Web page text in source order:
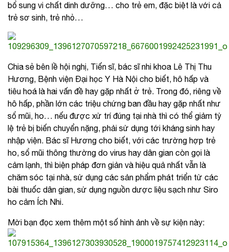
bổ sung vi chất dinh dưỡng… cho trẻ em, đặc biệt là với cả
trẻ sơ sinh, trẻ nhỏ…
Chia sẻ bên lề hội nghị, Tiến sĩ, bác sĩ nhi khoa Lê Thị Thu
Hương, Bệnh viện Đại học Y Hà Nội cho biết, hô hấp và
tiêu hoá là hai vấn đề hay gặp nhất ở trẻ. Trong đó, riêng về
hô hấp, phần lớn các triệu chứng ban đầu hay gặp nhất như
sổ mũi, ho… nếu được xử trí đúng tại nhà thì có thể giảm tỷ
lệ trẻ bị biến chuyển nặng, phải sử dụng tới kháng sinh hay
nhập viện. Bác sĩ Hương cho biết, với các trường hợp trẻ
ho, sổ mũi thông thường do virus hay dân gian còn gọi là
cảm lạnh, thì biện pháp đơn giản và hiệu quả nhất vẫn là
chăm sóc tại nhà, sử dụng các sản phẩm phát triển từ các
bài thuốc dân gian, sử dụng nguồn dược liệu sạch như Siro
ho cảm Ích Nhi.
Mời bạn đọc xem thêm một số hình ảnh về sự kiện này: